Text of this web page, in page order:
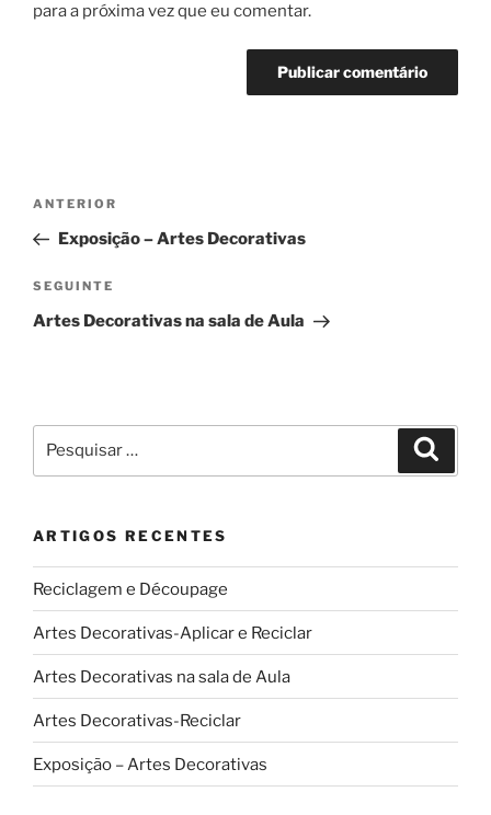
para a próxima vez que eu comentar.
Navegação
artigos
Conteúdo
anterior
ANTERIOR
Exposição – Artes Decorativas
Conteúdo
seguinte
SEGUINTE
Artes Decorativas na sala de Aula
por:
ARTIGOS RECENTES
Reciclagem e Découpage
Artes Decorativas-Aplicar e Reciclar
Artes Decorativas na sala de Aula
Artes Decorativas-Reciclar
Exposição – Artes Decorativas